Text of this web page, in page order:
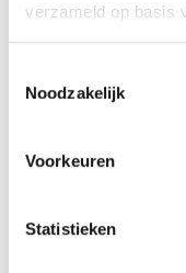
verzameld op basis
Noodzakelijk
Voorkeuren
Statistieken